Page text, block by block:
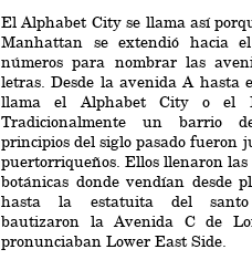
El Alphabet City se llama así
Manhattan se extendió hacia
números para nombrar las
letras. Desde la avenida A hasta
llama el Alphabet City o el
Tradicionalmente un barrio
principios del siglo pasado fueron
puertorriqueños. Ellos llenaron las
botánicas donde vendían desde
hasta la estatuita del santo
bautizaron la Avenida C de
pronunciaban Lower East Side.